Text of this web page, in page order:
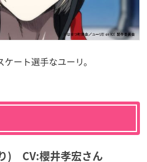
ート選手なユーリ。
) CV:櫻井孝宏さん